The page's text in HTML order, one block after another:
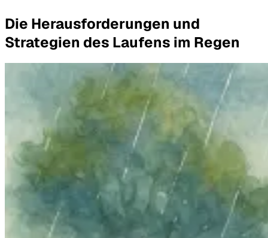
Die Herausforderungen und
Strategien des Laufens im Regen